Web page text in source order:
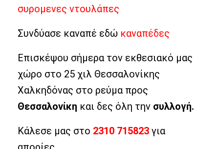
συρομενες ντουλάπες
Συνδύασε καναπέ εδώκαναπέδες
Επισκέψου σήμερα τον εκθεσιακό μας
χώρο στο 25 χιλ Θεσσαλονίκης
Χαλκηδόνας στο ρεύμα προς
Θεσσαλονίκη και δες όλη την συλλογή.
Κάλεσε μας στο 2310 715823για